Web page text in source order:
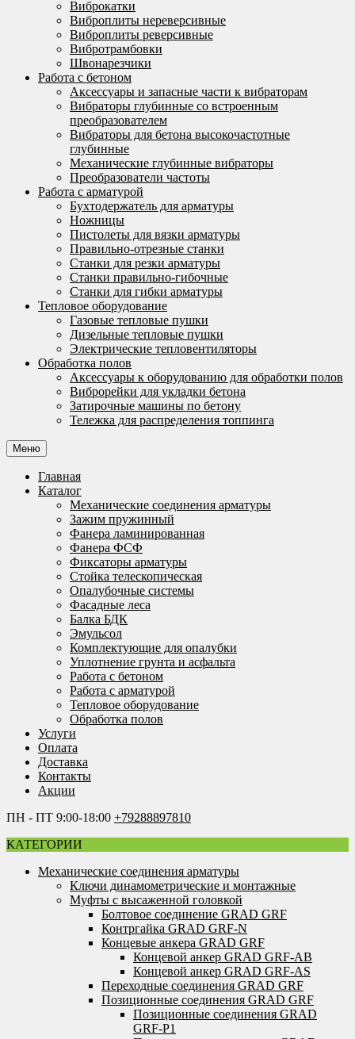
Виброкатки
Виброплиты нереверсивные
Виброплиты реверсивные
Вибротрамбовки
Швонарезчики
Работа с бетоном
Аксессуары и запасные части к вибраторам
Вибраторы глубинные со встроенным
преобразователем
Вибраторы для бетона высокочастотные
глубинные
Механические глубинные вибраторы
Преобразователи частоты
Работа с арматурой
Бухтодержатель для арматуры
Ножницы
Пистолеты для вязки арматуры
Правильно-отрезные станки
Станки для резки арматуры
Станки правильно-гибочные
Станки для гибки арматуры
Тепловое оборудование
Газовые тепловые пушки
Дизельные тепловые пушки
Электрические тепловентиляторы
Обработка полов
Аксессуары к оборудованию для обработки полов
Виброрейки для укладки бетона
Затирочные машины по бетону
Тележка для распределения топпинга
Меню
Главная
Каталог
Механические соединения арматуры
Зажим пружинный
Фанера ламинированная
Фанера ФСФ
Фиксаторы арматуры
Стойка телескопическая
Опалубочные системы
Фасадные леса
Балка БДК
Эмульсол
Комплектующие для опалубки
Уплотнение грунта и асфальта
Работа с бетоном
Работа с арматурой
Тепловое оборудование
Обработка полов
Услуги
Оплата
Доставка
Контакты
Акции
ПН - ПТ 9:00-18:00 +79288897810
КАТЕГОРИИ
Механические соединения арматуры
Ключи динамометрические и монтажные
Муфты с высаженной головкой
Болтовое соединение GRAD GRF
Контргайка GRAD GRF-N
Концевые анкера GRAD GRF
Концевой анкер GRAD GRF-AB
Концевой анкер GRAD GRF-AS
Переходные соединения GRAD GRF
Позиционные соединения GRAD GRF
Позиционные соединения GRAD
GRF-P1